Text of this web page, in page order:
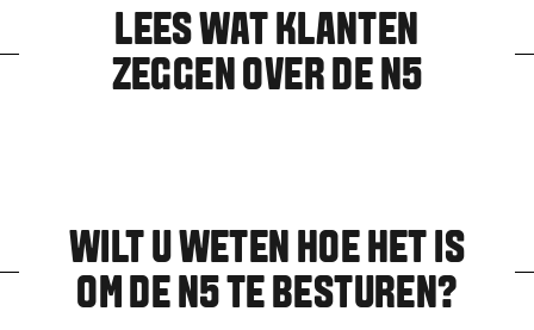
LEES WAT KLANTEN
ZEGGEN OVER DE N5
WILT U WETEN HOE HET IS
OM DE N5 TE BESTUREN?